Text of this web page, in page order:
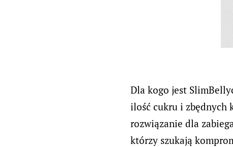
Dla kogo jest
ilość cukru i zbędnych
rozwiązanie dla
którzy szukają